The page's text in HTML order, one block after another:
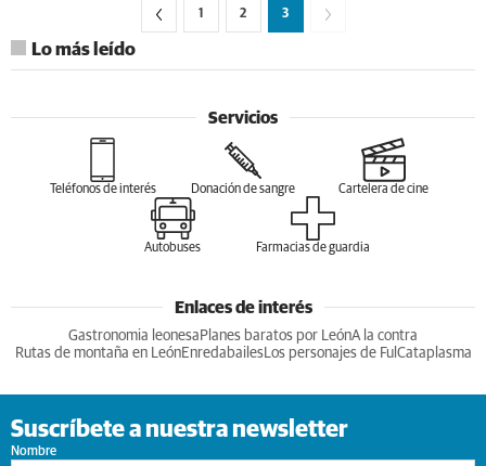
1 2 3
Lo más leído
Servicios
Teléfonos de interés Donación de sangre Cartelera de cine
Autobuses Farmacias de guardia
Enlaces de interés
Gastronomia leonesa Planes baratos por LeónA la contra
Rutas de montaña en LeónEnredabailesLos personajes de Ful Cataplasma
Suscríbete a nuestra newsletter
Nombre